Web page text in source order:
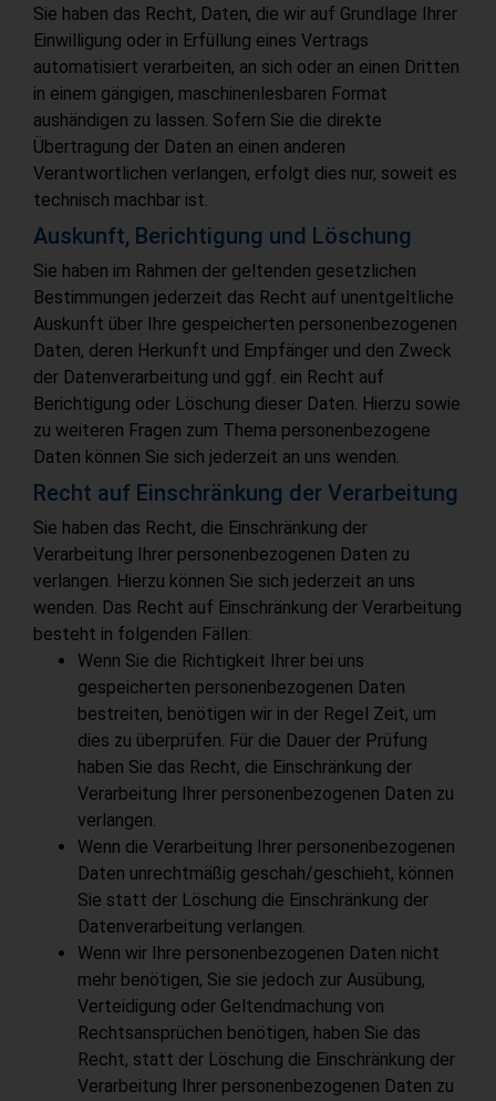
Sie haben das Recht, Daten, die wir auf Grundlage Ihrer
Einwilligung oder in Erfüllung eines Vertrags
automatisiert verarbeiten, an sich oder an einen Dritten
in einem gängigen, maschinenlesbaren Format
aushändigen zu lassen. Sofern Sie die direkte
Übertragung der Daten an einen anderen
Verantwortlichen verlangen, erfolgt dies nur, soweit es
technisch machbar ist.
Auskunft, Berichtigung und Löschung
Sie haben im Rahmen der geltenden gesetzlichen
Bestimmungen jederzeit das Recht auf unentgeltliche
Auskunft über Ihre gespeicherten personenbezogenen
Daten, deren Herkunft und Empfänger und den Zweck
der Datenverarbeitung und ggf. ein Recht auf
Berichtigung oder Löschung dieser Daten. Hierzu sowie
zu weiteren Fragen zum Thema personenbezogene
Daten können Sie sich jederzeit an uns wenden.
Recht auf Einschränkung der Verarbeitung
Sie haben das Recht, die Einschränkung der
Verarbeitung Ihrer personenbezogenen Daten zu
verlangen. Hierzu können Sie sich jederzeit an uns
wenden. Das Recht auf Einschränkung der Verarbeitung
besteht in folgenden Fällen:
Wenn Sie die Richtigkeit Ihrer bei uns
gespeicherten personenbezogenen Daten
bestreiten, benötigen wir in der Regel Zeit, um
dies zu überprüfen. Für die Dauer der Prüfung
haben Sie das Recht, die Einschränkung der
Verarbeitung Ihrer personenbezogenen Daten zu
verlangen.
Wenn die Verarbeitung Ihrer personenbezogenen
Daten unrechtmäßig geschah/geschieht, können
Sie statt der Löschung die Einschränkung der
Datenverarbeitung verlangen.
Wenn wir Ihre personenbezogenen Daten nicht
mehr benötigen, Sie sie jedoch zur Ausübung,
Verteidigung oder Geltendmachung von
Rechtsansprüchen benötigen, haben Sie das
Recht, statt der Löschung die Einschränkung der
Verarbeitung Ihrer personenbezogenen Daten zu